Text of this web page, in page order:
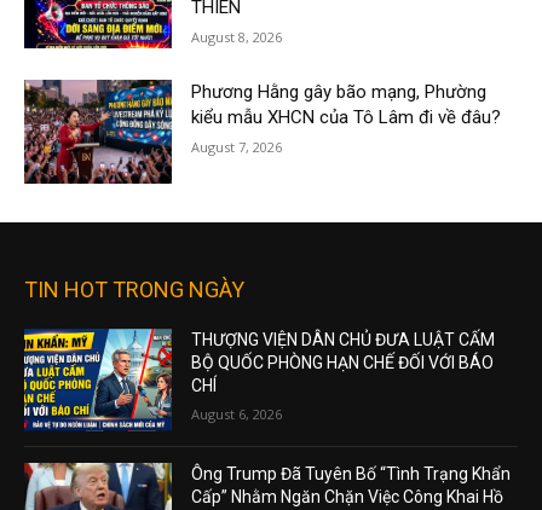
THIÊN
August 8, 2026
Phương Hằng gây bão mạng, Phường
kiểu mẫu XHCN của Tô Lâm đi về đâu?
August 7, 2026
TIN HOT TRONG NGÀY
THƯỢNG VIỆN DÂN CHỦ ĐƯA LUẬT CẤM
BỘ QUỐC PHÒNG HẠN CHẾ ĐỐI VỚI BÁO
CHÍ
August 6, 2026
Ông Trump Đã Tuyên Bố “Tình Trạng Khẩn
Cấp” Nhằm Ngăn Chặn Việc Công Khai Hồ